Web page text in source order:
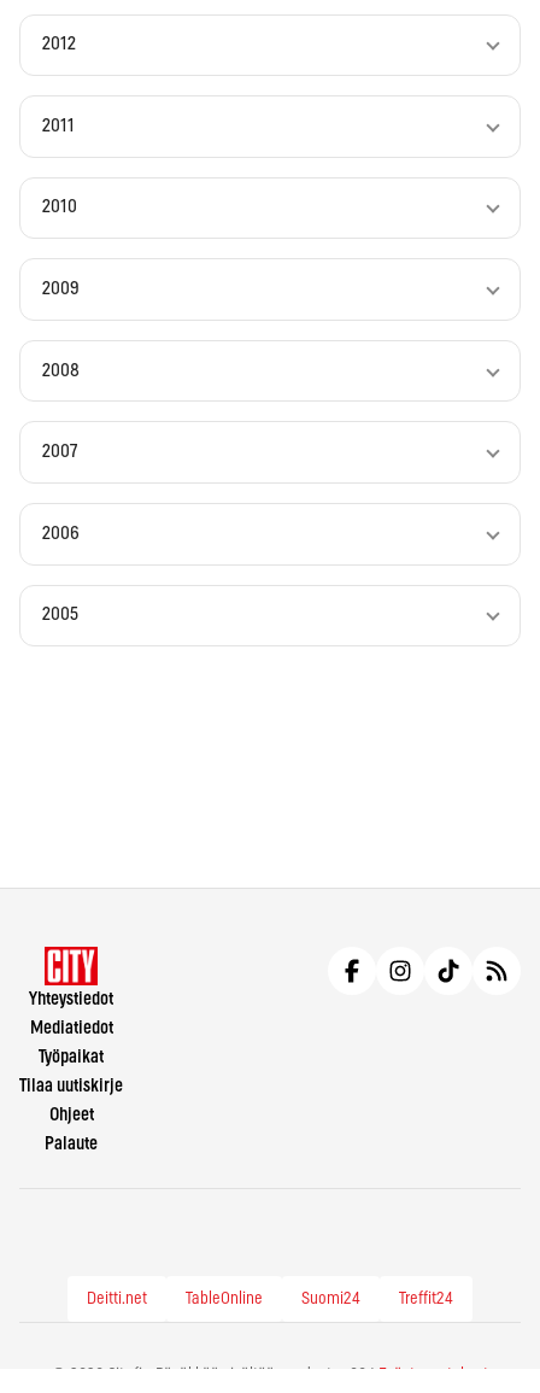
2012
2011
2010
2009
2008
2007
2006
2005
Yhteystiedot
Mediatiedot
Työpaikat
Tilaa uutiskirje
Ohjeet
Palaute
Deitti.net TableOnline Suomi24 Treffit24